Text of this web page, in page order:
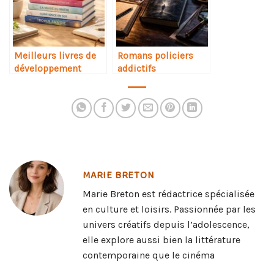
Meilleurs livres de
développement
Romans policiers
addictifs
MARIE BRETON
Marie Breton est rédactrice spécialisée
en culture et loisirs. Passionnée par les
univers créatifs depuis l’adolescence,
elle explore aussi bien la littérature
contemporaine que le cinéma